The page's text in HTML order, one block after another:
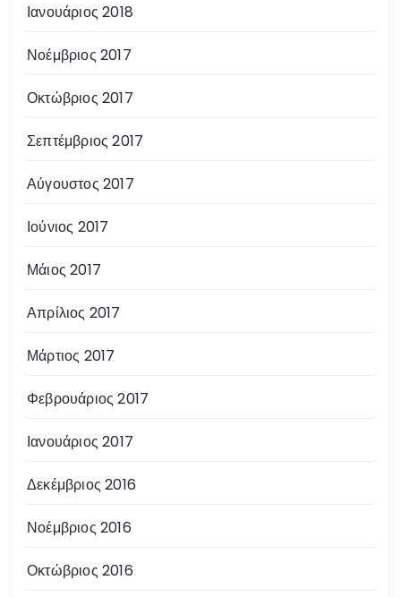
Ιανουάριος 2018
Νοέμβριος 2017
Οκτώβριος 2017
Σεπτέμβριος 2017
Αύγουστος 2017
Ιούνιος 2017
Μάιος 2017
Απρίλιος 2017
Μάρτιος 2017
Φεβρουάριος 2017
Ιανουάριος 2017
Δεκέμβριος 2016
Νοέμβριος 2016
Οκτώβριος 2016